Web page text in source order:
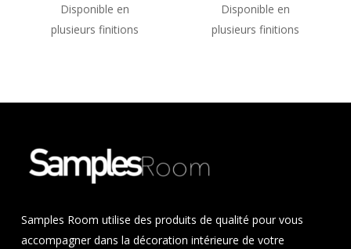
Disponible en
plusieurs finitions
Disponible en
plusieurs finitions
Samples Room utilise des produits de qualité pour vous
accompagner dans la décoration intérieure de votre